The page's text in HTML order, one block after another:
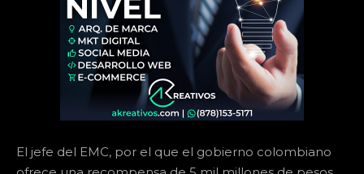
El jefe del EMC, por el que el gobierno colombiano